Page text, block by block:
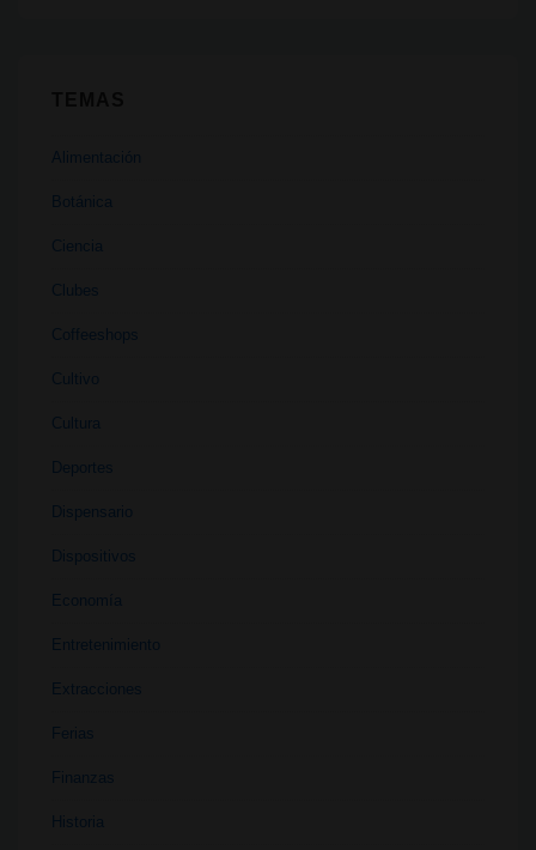
Alimentación
Botánica
Ciencia
Clubes
Coffeeshops
Cultivo
Cultura
Deportes
Dispensario
Dispositivos
Economía
Entretenimiento
Extracciones
Ferias
Finanzas
Historia